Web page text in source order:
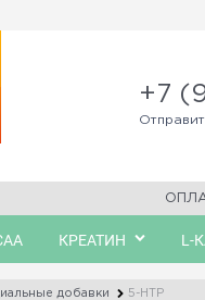
+7
КРЕАТИН L-
добавки 5-HTP